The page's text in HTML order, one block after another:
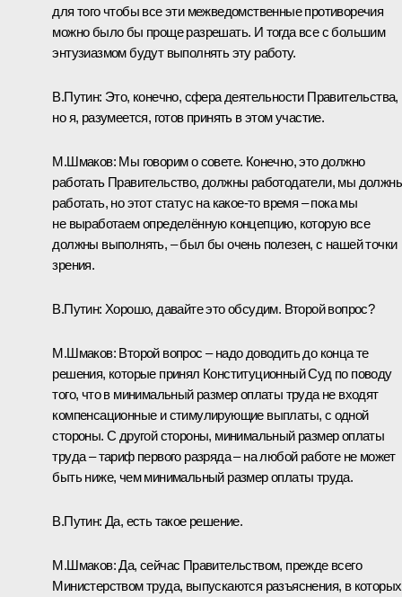
для того чтобы все эти межведомственные противоречия
можно было бы проще разрешать. И тогда все с большим
энтузиазмом будут выполнять эту работу.
В.Путин: Это, конечно, сфера деятельности Правительства,
но я, разумеется, готов принять в этом участие.
М.Шмаков: Мы говорим о совете. Конечно, это должно
работать Правительство, должны работодатели, мы
работать, но этот статус на какое-то время – пока мы
не выработаем определённую концепцию, которую все
должны выполнять, – был бы очень полезен, с нашей точки
зрения.
В.Путин: Хорошо, давайте это обсудим. Второй вопрос?
М.Шмаков: Второй вопрос – надо доводить до конца те
решения, которые принял Конституционный Суд по поводу
того, что в минимальный размер оплаты труда не входят
компенсационные и стимулирующие выплаты, с одной
стороны. С другой стороны, минимальный размер оплаты
труда – тариф первого разряда – на любой работе не может
быть ниже, чем минимальный размер оплаты труда.
В.Путин: Да, есть такое решение.
М.Шмаков:Да, сейчас Правительством, прежде всего
Министерством труда, выпускаются разъяснения, в которых